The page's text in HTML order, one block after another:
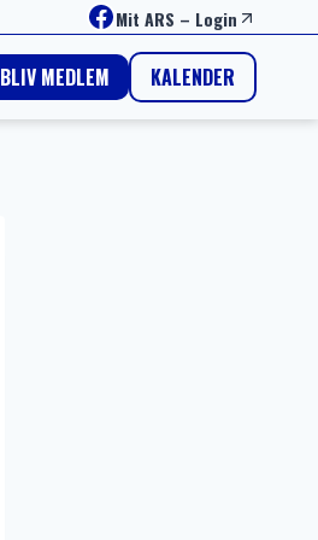
Facebook
Mit ARS – Login
BLIV MEDLEM KALENDER